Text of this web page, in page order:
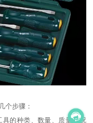
个步骤：
的种类、数量、质量状况